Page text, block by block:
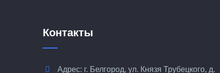
Контакты
Адрес: г. Белгород, ул. Князя Трубецкого, д.